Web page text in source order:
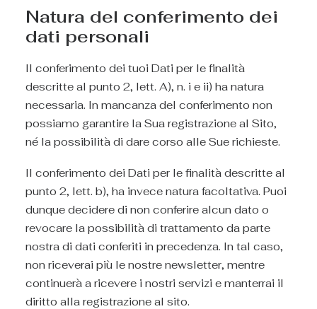
Natura del conferimento dei
dati personali
Il conferimento dei tuoi Dati per le finalità
descritte al punto 2, lett. A), n. i e ii) ha natura
necessaria. In mancanza del conferimento non
possiamo garantire la Sua registrazione al Sito,
né la possibilità di dare corso alle Sue richieste.
Il conferimento dei Dati per le finalità descritte al
punto 2, lett. b), ha invece natura facoltativa. Puoi
dunque decidere di non conferire alcun dato o
revocare la possibilità di trattamento da parte
nostra di dati conferiti in precedenza. In tal caso,
non riceverai più le nostre newsletter, mentre
continuerà a ricevere i nostri servizi e manterrai il
diritto alla registrazione al sito.